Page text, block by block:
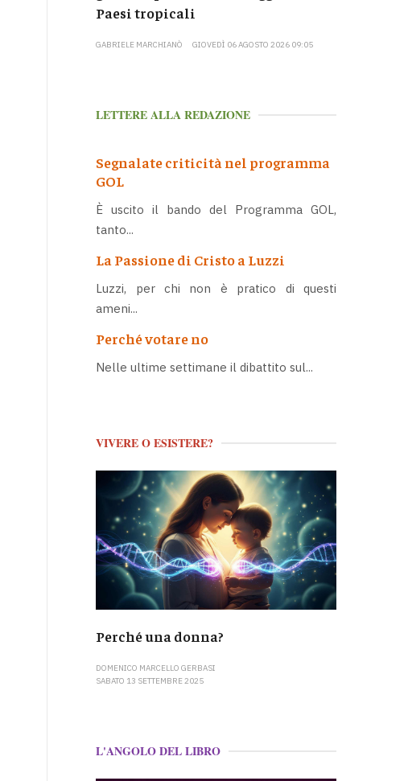
Paesi tropicali
GABRIELE MARCHIANÒ GIOVEDÌ 06 AGOSTO 2026 09:05
LETTERE ALLA REDAZIONE
Segnalate criticità nel programma
GOL
È uscito il bando del Programma GOL,
tanto...
La Passione di Cristo a Luzzi
Luzzi, per chi non è pratico di questi
ameni...
Perché votare no
Nelle ultime settimane il dibattito sul...
VIVERE O ESISTERE?
Perché una donna?
DOMENICO MARCELLO GERBASI
SABATO 13 SETTEMBRE 2025
L'ANGOLO DEL LIBRO